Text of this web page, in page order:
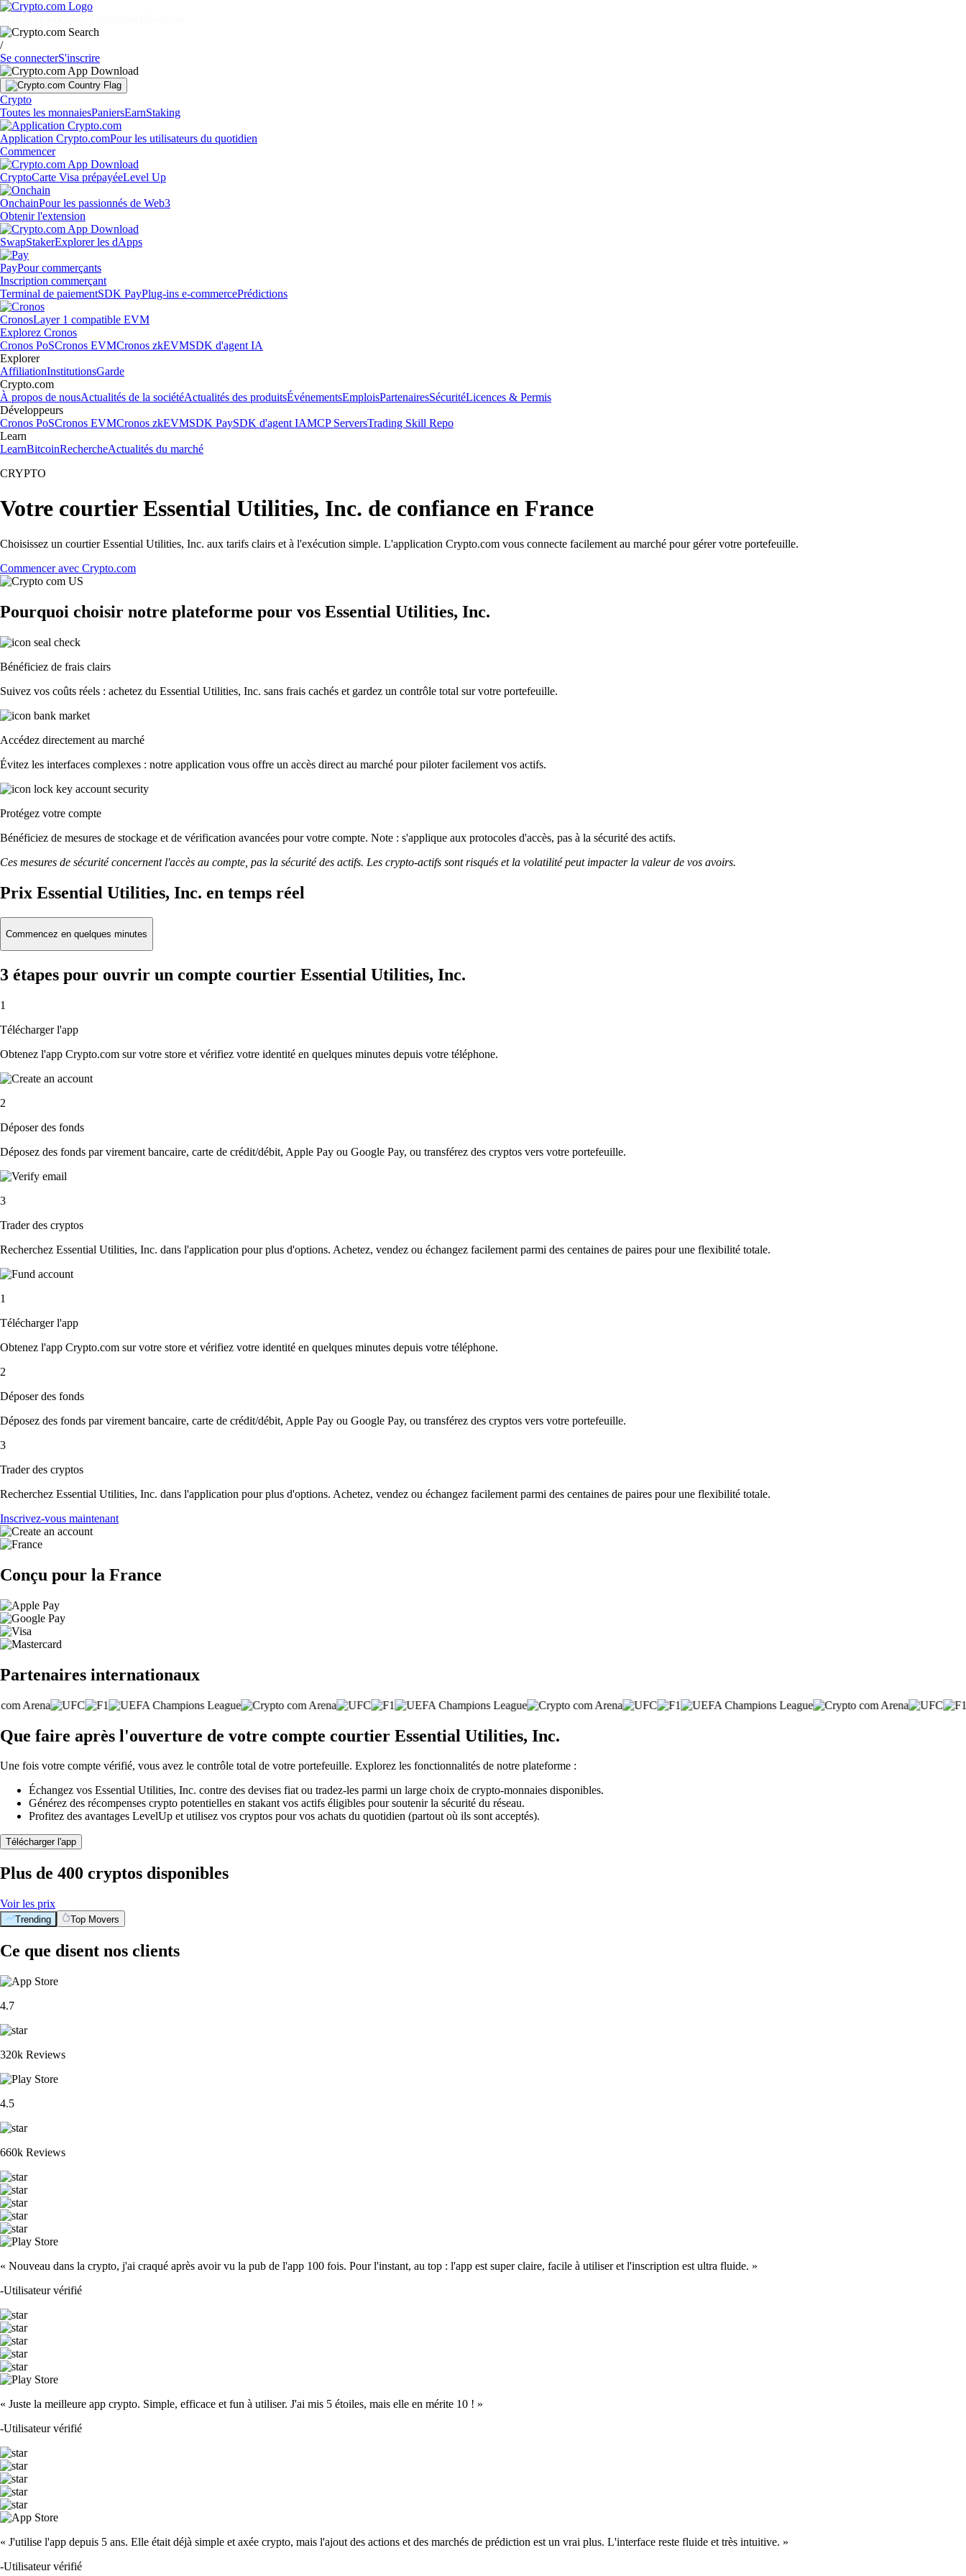
/
Se connecterS'inscrire
Crypto
Toutes les monnaiesPaniersEarnStaking
Application Crypto.comPour les utilisateurs du quotidien
Commencer
CryptoCarte Visa prépayéeLevel Up
OnchainPour les passionnés de Web3
Obtenir l'extension
SwapStakerExplorer les dApps
PayPour commerçants
Inscription commerçant
Terminal de paiementSDK PayPlug-ins e-commercePrédictions
CronosLayer 1 compatible EVM
Explorez Cronos
Cronos PoSCronos EVMCronos zkEVMSDK d'agent IA
Explorer
AffiliationInstitutionsGarde
Crypto.com
À propos de nousActualités de la sociétéActualités des produitsÉvénementsEmploisPartenairesSécuritéLicences & Permis
Développeurs
Cronos PoSCronos EVMCronos zkEVMSDK PaySDK d'agent IAMCP ServersTrading Skill Repo
Learn
LearnBitcoinRechercheActualités du marché
CRYPTO
Votre courtier Essential Utilities, Inc. de confiance en France
Choisissez un courtier Essential Utilities, Inc. aux tarifs clairs et à l'exécution simple. L'application Crypto.com vous connecte facilement au marché pour gérer votre portefeuille.
Commencer avec Crypto.com
Pourquoi choisir notre plateforme pour vos Essential Utilities, Inc.
Bénéficiez de frais clairs
Suivez vos coûts réels : achetez du Essential Utilities, Inc. sans frais cachés et gardez un contrôle total sur votre portefeuille.
Accédez directement au marché
Évitez les interfaces complexes : notre application vous offre un accès direct au marché pour piloter facilement vos actifs.
Protégez votre compte
Bénéficiez de mesures de stockage et de vérification avancées pour votre compte. Note : s'applique aux protocoles d'accès, pas à la sécurité des actifs.
Ces mesures de sécurité concernent l'accès au compte, pas la sécurité des actifs. Les crypto-actifs sont risqués et la volatilité peut impacter la valeur de vos avoirs.
Prix Essential Utilities, Inc. en temps réel
Commencez en quelques minutes
3 étapes pour ouvrir un compte courtier Essential Utilities, Inc.
1
Télécharger l'app
Obtenez l'app Crypto.com sur votre store et vérifiez votre identité en quelques minutes depuis votre téléphone.
2
Déposer des fonds
Déposez des fonds par virement bancaire, carte de crédit/débit, Apple Pay ou Google Pay, ou transférez des cryptos vers votre portefeuille.
3
Trader des cryptos
Recherchez Essential Utilities, Inc. dans l'application pour plus d'options. Achetez, vendez ou échangez facilement parmi des centaines de paires pour une flexibilité totale.
1
Télécharger l'app
Obtenez l'app Crypto.com sur votre store et vérifiez votre identité en quelques minutes depuis votre téléphone.
2
Déposer des fonds
Déposez des fonds par virement bancaire, carte de crédit/débit, Apple Pay ou Google Pay, ou transférez des cryptos vers votre portefeuille.
3
Trader des cryptos
Recherchez Essential Utilities, Inc. dans l'application pour plus d'options. Achetez, vendez ou échangez facilement parmi des centaines de paires pour une flexibilité totale.
Inscrivez-vous maintenant
Conçu pour la France
Partenaires internationaux
Que faire après l'ouverture de votre compte courtier Essential Utilities, Inc.
Une fois votre compte vérifié, vous avez le contrôle total de votre portefeuille. Explorez les fonctionnalités de notre plateforme :
Échangez vos Essential Utilities, Inc. contre des devises fiat ou tradez-les parmi un large choix de crypto-monnaies disponibles.
Générez des récompenses crypto potentielles en stakant vos actifs éligibles pour soutenir la sécurité du réseau.
Profitez des avantages LevelUp et utilisez vos cryptos pour vos achats du quotidien (partout où ils sont acceptés).
Télécharger l'app
Plus de 400 cryptos disponibles
Voir les prix
Trending Top Movers
Ce que disent nos clients
4.7
320k Reviews
4.5
660k Reviews
« Nouveau dans la crypto, j'ai craqué après avoir vu la pub de l'app 100 fois. Pour l'instant, au top : l'app est super claire, facile à utiliser et l'inscription est ultra fluide. »
-Utilisateur vérifié
« Juste la meilleure app crypto. Simple, efficace et fun à utiliser. J'ai mis 5 étoiles, mais elle en mérite 10 ! »
-Utilisateur vérifié
« J'utilise l'app depuis 5 ans. Elle était déjà simple et axée crypto, mais l'ajout des actions et des marchés de prédiction est un vrai plus. L'interface reste fluide et très intuitive. »
-Utilisateur vérifié